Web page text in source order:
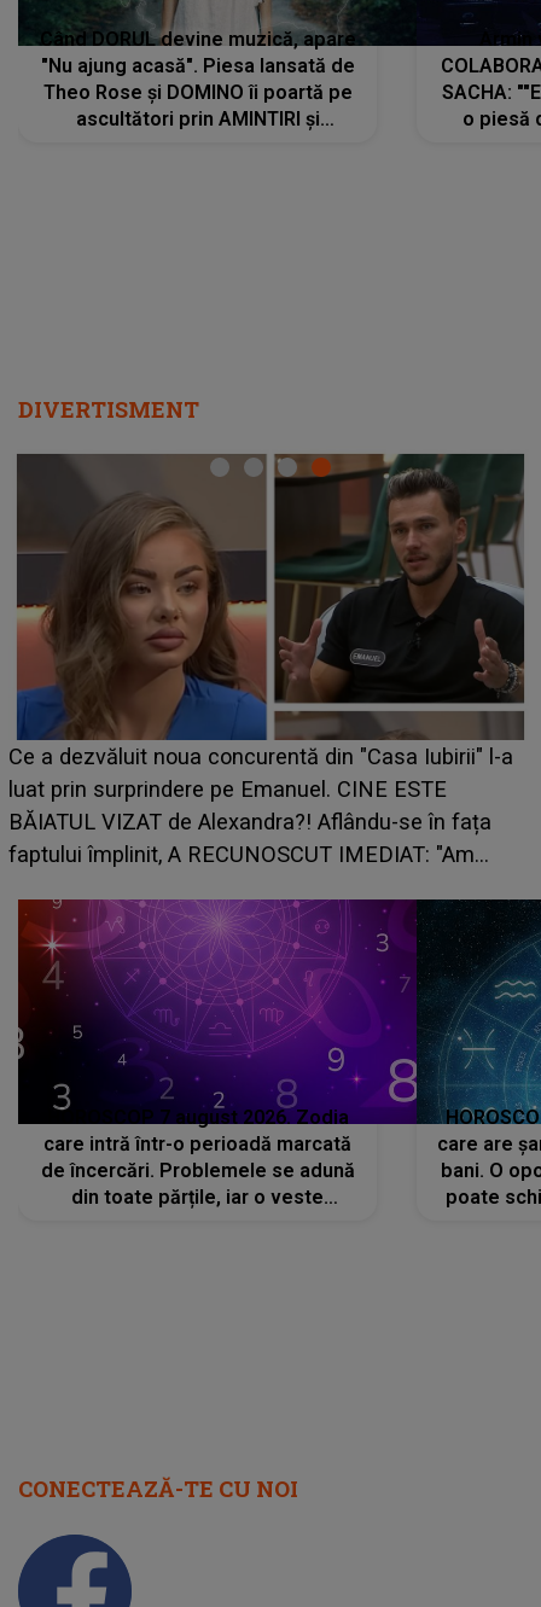
Când DORUL devine muzică, apare
"Nu ajung acasă". Piesa lansată de
Theo Rose și DOMINO îi poartă pe
ascultători prin AMINTIRI și
SACHA:
o piesă
DIVERTISMENT
HOROSCOP de weekend, 8-9 august 2026. Zodia
care riscă să rămână fără bani. O decizie luată în
grabă îi aduce pierderi semnificative și îi dă toate
planurile peste cap
HOROSCOP 7 august 2026. Zodia
care intră într-o perioadă marcată
de încercări. Problemele se adună
din toate părțile, iar o veste
care are
bani. O
poate
CONECTEAZĂ-TE CU NOI